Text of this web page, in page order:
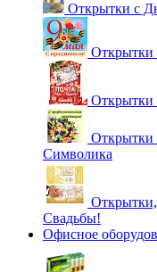
Открытки с
Открытки
Символика
Свадьбы!
Офисное